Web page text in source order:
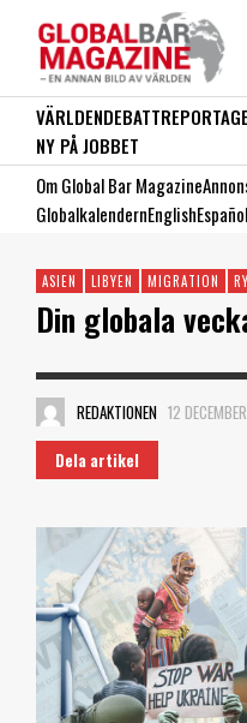
VÄRLDENDEBATTREPORTAGE
NY PÅ JOBBET
Om Global Bar Magazine
GlobalkalendernEnglishEspañol
ASIEN LIBYEN MIGRATION
Din globala
REDAKTIONEN 12
Dela artikel